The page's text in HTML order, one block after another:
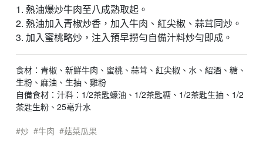
1. 熱油爆炒牛肉至八成熟取起。
2. 熱油加入青椒炒香，加入牛肉、紅尖椒、蒜茸同炒。
3. 加入蜜桃略炒，注入預早撈勻自備汁料炒勻即成。
食材：青椒、新鮮牛肉、蜜桃、蒜茸、紅尖椒、水、紹酒、糖、
生粉、麻油、生抽、雞粉
自備食材：汁料：1/2茶匙蠔油、1/2茶匙糖、1/2茶匙生抽、1/2
茶匙生粉、25亳升水
炒 牛肉 菇菜瓜果